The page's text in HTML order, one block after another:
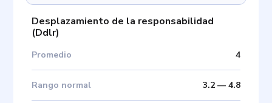
Desplazamiento de la responsabilidad
(Ddlr)
Promedio 4
Rango normal 3.2— 4.8